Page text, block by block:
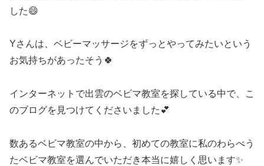
した😄
Yさんは、ベビーマッサージをずっとやってみたいという
お気持ちがあったそう🍀
インターネットで出雲のベビマ教室を探している中で、こ
のブログを見つけてくださいました💕
数あるベビマ教室の中から、初めての教室に私のわらべう
たベビマ教室を選んでいただき本当に嬉しく思います✨